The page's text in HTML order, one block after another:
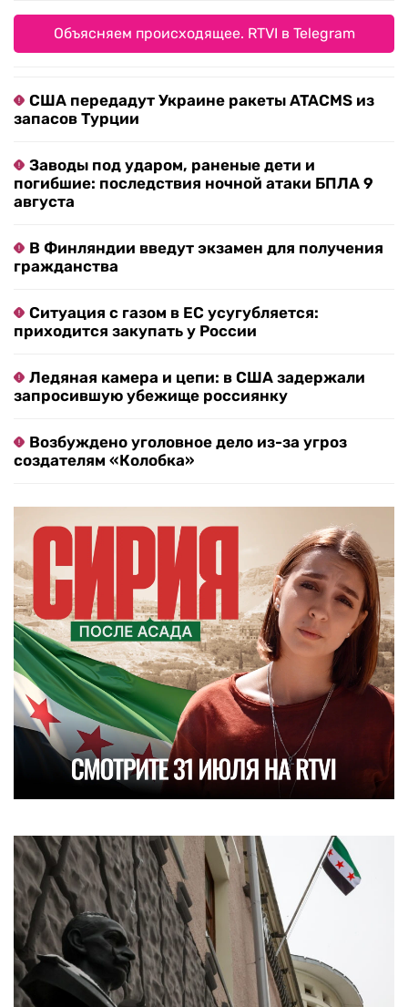
Объясняем происходящее. RTVI в Telegram
США передадут Украине ракеты ATACMS из
запасов Турции
Заводы под ударом, раненые дети и
погибшие: последствия ночной атаки БПЛА 9
августа
В Финляндии введут экзамен для получения
гражданства
Ситуация с газом в ЕС усугубляется:
приходится закупать у России
Ледяная камера и цепи: в США задержали
запросившую убежище россиянку
Возбуждено уголовное дело из-за угроз
создателям «Колобка»